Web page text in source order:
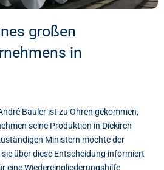
großen
in
Bauler ist zu Ohren gekommen,
seine Produktion in Diekirch
Ministern möchte der
über diese Entscheidung informiert
eine Wiedereingliederungshilfe